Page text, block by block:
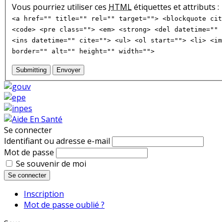
Vous pourriez utiliser ces HTMLétiquettes et attributs :
<a href="" title="" rel="" target=""> <blockquote
<code> <pre class=""> <em> <strong> <del
<ins datetime="" cite=""> <ul> <ol start=""> <li>
border="" alt="" height="" width="">
Submitting Envoyer
Se connecter
Identifiant ou adresse e-mail
Mot de passe
Se souvenir de moi
Se connecter
Inscription
Mot de passe oublié ?